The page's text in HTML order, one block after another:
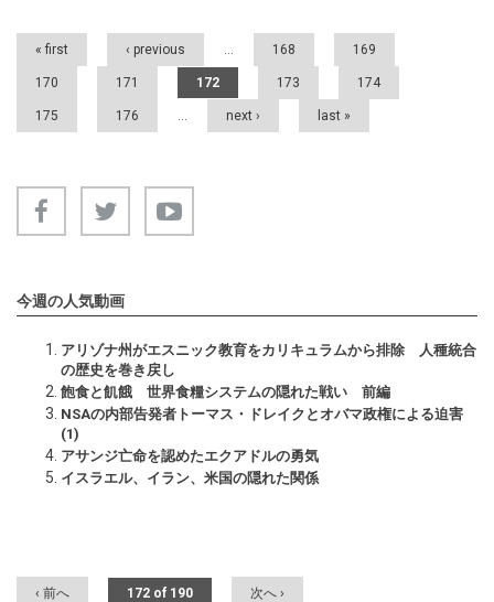
Pages
« first ‹ previous … 168 169
170 171 172 173 174
175 176 … next › last »
今週の人気動画
アリゾナ州がエスニック教育をカリキュラムから排除 人種統合
の歴史を巻き戻し
飽食と飢餓 世界食糧システムの隠れた戦い 前編
NSAの内部告発者トーマス・ドレイクとオバマ政権による迫害
(1)
アサンジ亡命を認めたエクアドルの勇気
イスラエル、イラン、米国の隠れた関係
‹ 前へ 172 of 190 次へ ›